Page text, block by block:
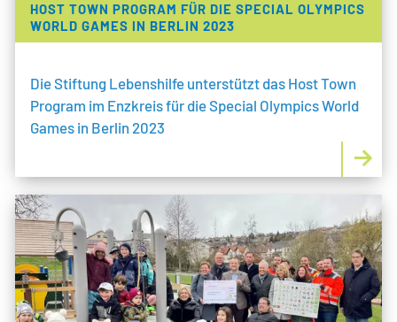
HOST TOWN PROGRAM FÜR DIE SPECIAL OLYMPICS
WORLD GAMES IN BERLIN 2023
Die Stiftung Lebenshilfe unterstützt das Host Town
Program im Enzkreis für die Special Olympics World
Games in Berlin 2023